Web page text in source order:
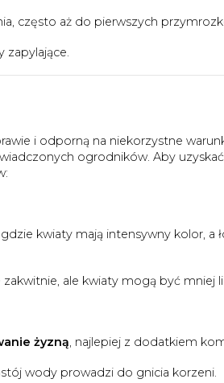
często aż do pierwszych
zapylające.
i odporną na niekorzystne
ogrodników. Aby
gdzie kwiaty mają intensywny kolor, a
ale kwiaty mogą być mniej
żyzną, najlepiej z dodatkiem
wody prowadzi do gnicia korzeni.